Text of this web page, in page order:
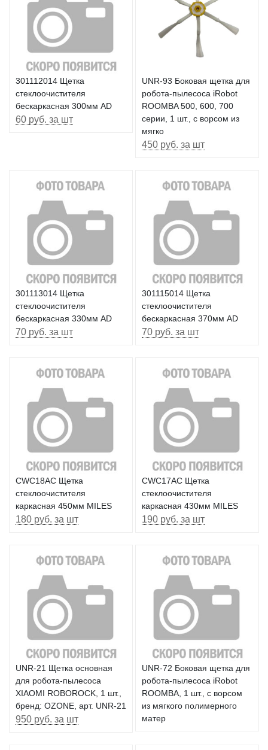
301112014 Щетка
стеклоочистителя
бескаркасная 300мм AD
60 руб. за шт
UNR-93 Боковая щетка для
робота-пылесоса iRobot
ROOMBA 500, 600, 700
серии, 1 шт., с ворсом из
мягко
450 руб. за шт
301113014 Щетка
стеклоочистителя
бескаркасная 330мм AD
70 руб. за шт
301115014 Щетка
стеклоочистителя
бескаркасная 370мм AD
70 руб. за шт
CWC18AC Щетка
стеклоочистителя
каркасная 450мм MILES
180 руб. за шт
CWC17AC Щетка
стеклоочистителя
каркасная 430мм MILES
190 руб. за шт
UNR-21 Щетка основная
для робота-пылесоса
XIAOMI ROBOROCK, 1 шт.,
бренд: OZONE, арт. UNR-21
950 руб. за шт
UNR-72 Боковая щетка для
робота-пылесоса iRobot
ROOMBA, 1 шт., с ворсом
из мягкого полимерного
матер